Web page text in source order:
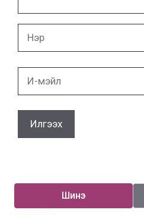
мэйл
Шинэ